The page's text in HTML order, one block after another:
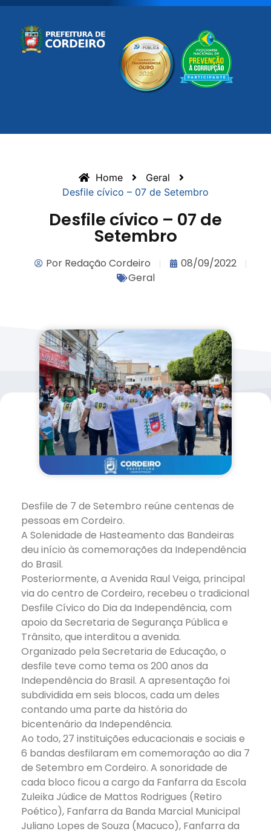
Home
Geral
Desfile cívico – 07 de Setembro
Desfile cívico – 07 de
Setembro
PorRedação Cordeiro
08/09/2022
Geral
Desfile de 7 de Setembro reúne centenas de
pessoas em Cordeiro.
A Solenidade de Hasteamento das Bandeiras
deu início às comemorações da Independência
do Brasil.
Posteriormente, a Avenida Raul Veiga, principal
via do centro de Cordeiro, recebeu o tradicional
Desfile Cívico do Dia da Independência, com
apoio da Secretaria de Segurança Pública e
Trânsito, que interditou a avenida.
Organizado pela Secretaria de Educação, o
desfile teve como tema os 200 anos da
Independência do Brasil. A apresentação foi
subdividida em seis blocos, cada um deles
contando uma parte da história do
bicentenário da Independência.
Ao todo, 27 instituições educacionais e sociais e
6 bandas desfilaram em comemoração ao dia 7
de Setembro em Cordeiro. A sonoridade de
cada bloco ficou a cargo da Fanfarra da Escola
Zuleika Júdice de Mattos Rodrigues (Retiro
Poético), Fanfarra da Banda Marcial Municipal
Juliano Lopes de Souza (Macuco), Fanfarra da